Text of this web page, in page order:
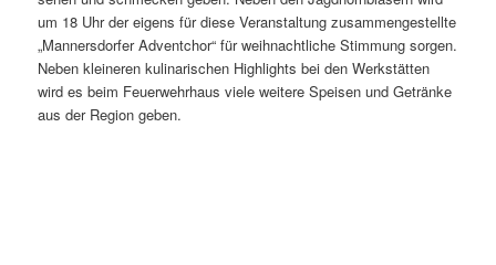
um 18 Uhr der eigens für diese Veranstaltung zusammengestellte
„Mannersdorfer Adventchor“ für weihnachtliche Stimmung sorgen.
Neben kleineren kulinarischen Highlights bei den Werkstätten
wird es beim Feuerwehrhaus viele weitere Speisen und Getränke
aus der Region geben.